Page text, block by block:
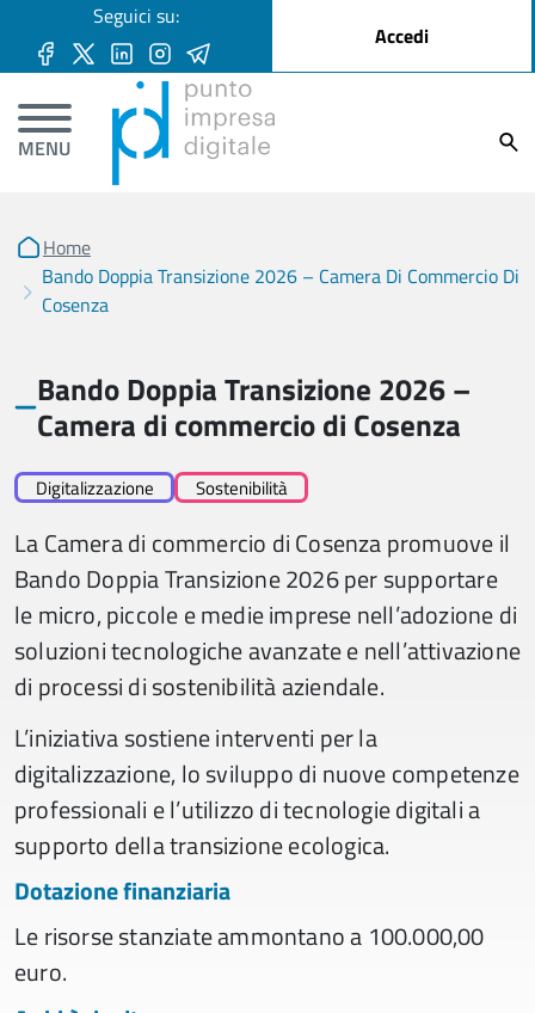
Seguici su: User account menu
Accedi
MENU
Home
Bando Doppia Transizione 2026 – Camera Di Commercio Di
Cosenza
Bando Doppia Transizione 2026 –
Camera di commercio di Cosenza
Digitalizzazione Sostenibilità
La Camera di commercio di Cosenza promuove il
Bando Doppia Transizione 2026 per supportare
le micro, piccole e medie imprese nell’adozione di
soluzioni tecnologiche avanzate e nell’attivazione
di processi di sostenibilità aziendale.
L’iniziativa sostiene interventi per la
digitalizzazione, lo sviluppo di nuove competenze
professionali e l’utilizzo di tecnologie digitali a
supporto della transizione ecologica.
Dotazione finanziaria
Le risorse stanziate ammontano a 100.000,00
euro.